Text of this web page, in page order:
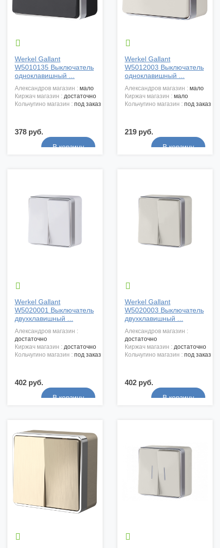

Werkel Gallant
W5010135 Выключатель
одноклавишный ...
александров магазин : мало
киржач магазин : достаточно
кольчугино магазин : под заказ
378 руб.

Werkel Gallant
W5012003 Выключатель
одноклавишный ...
александров магазин : мало
киржач магазин : мало
кольчугино магазин : под заказ
219 руб.

Werkel Gallant
W5020001 Выключатель
двухклавишный ...
александров магазин :
достаточно
киржач магазин : достаточно
кольчугино магазин : под заказ
402 руб.

Werkel Gallant
W5020003 Выключатель
двухклавишный ...
александров магазин :
достаточно
киржач магазин : достаточно
кольчугино магазин : под заказ
402 руб.
 